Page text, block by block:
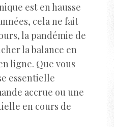
est en hausse
cela ne fait
la pandémie de
la balance en
ligne. Que vous
essentielle
accrue ou une
en cours de